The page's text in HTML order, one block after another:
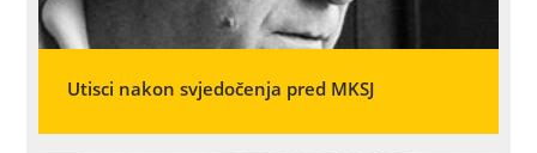
Utisci nakon svjedočenja pred MKSJ